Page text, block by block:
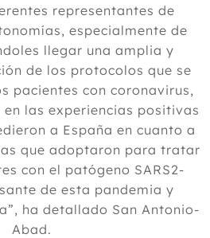
representantes de
especialmente de
llegar una amplia y
de los protocolos que se
pacientes con coronavirus,
las experiencias positivas
a España en cuanto a
que adoptaron para tratar
con el patógeno SARS2-
de esta pandemia y
ha detallado San Antonio-
Abad.